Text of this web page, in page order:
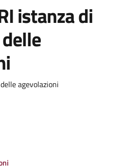
istanza di
agevolazioni